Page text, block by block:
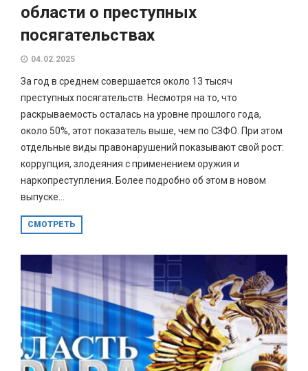
области о преступных
посягательствах
04.02.2025
За год в среднем совершается около 13 тысяч
преступных посягательств. Несмотря на то, что
раскрываемость осталась на уровне прошлого года,
около 50%, этот показатель выше, чем по СЗФО. При этом
отдельные виды правонарушений показывают свой рост:
коррупция, злодеяния с применением оружия и
наркопреступления. Более подробно об этом в новом
выпуске...
СМОТРЕТЬ